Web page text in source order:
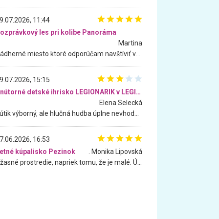
11:44
les pri kolibe Panoráma
Martina
15:15
Vnútorné detské ihrisko LEGIONARIK v LEGIA Fitness
Elena Selecká
16:53
kúpalisko Pezinok
. Monika Lipovská